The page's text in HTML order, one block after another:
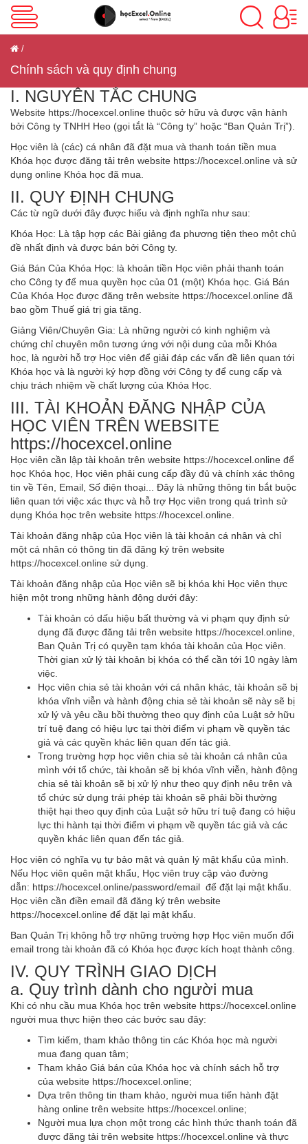
VBA Excel
Excel Cơ Bản
Excel Kế Toán
Powerpoint
ACCA
Google Sheet
Word
MOS
Chính sách và quy định chung
I. NGUYÊN TẮC CHUNG
Website https://hocexcel.online thuộc sở hữu và được vận hành
bởi Công ty TNHH Heo (gọi tắt là “Công ty” hoặc “Ban Quản Trị”).
Học viên là (các) cá nhân đã đặt mua và thanh toán tiền mua
Khóa học được đăng tải trên website https://hocexcel.online và sử
dụng online Khóa học đã mua.
II. QUY ĐỊNH CHUNG
Các từ ngữ dưới đây được hiểu và định nghĩa như sau:
Khóa Học: Là tập hợp các Bài giảng đa phương tiện theo một chủ
đề nhất định và được bán bởi Công ty.
Giá Bán Của Khóa Học: là khoản tiền Học viên phải thanh toán
cho Công ty để mua quyền học của 01 (một) Khóa học. Giá Bán
Của Khóa Học được đăng trên website https://hocexcel.online đã
bao gồm Thuế giá trị gia tăng.
Giảng Viên/Chuyên Gia: Là những người có kinh nghiệm và
chứng chỉ chuyên môn tương ứng với nội dung của mỗi Khóa
học, là người hỗ trợ Học viên để giải đáp các vấn đề liên quan tới
Khóa học và là người ký hợp đồng với Công ty để cung cấp và
chịu trách nhiệm về chất lượng của Khóa Học.
III. TÀI KHOẢN ĐĂNG NHẬP CỦA
HỌC VIÊN TRÊN WEBSITE
https://hocexcel.online
Học viên cần lập tài khoản trên website https://hocexcel.online để
học Khóa học, Học viên phải cung cấp đầy đủ và chính xác thông
tin về Tên, Email, Số điện thoại... Đây là những thông tin bắt buộc
liên quan tới việc xác thực và hỗ trợ Học viên trong quá trình sử
dụng Khóa học trên website https://hocexcel.online.
Tài khoản đăng nhập của Học viên là tài khoản cá nhân và chỉ
một cá nhân có thông tin đã đăng ký trên website
https://hocexcel.online sử dụng.
Tài khoản đăng nhập của Học viên sẽ bị khóa khi Học viên thực
hiện một trong những hành động dưới đây:
Tài khoản có dấu hiệu bất thường và vi phạm quy định sử
dụng đã được đăng tải trên website https://hocexcel.online,
Ban Quản Trị có quyền tạm khóa tài khoản của Học viên.
Thời gian xử lý tài khoản bị khóa có thể cần tới 10 ngày làm
việc.
Học viên chia sẻ tài khoản với cá nhân khác, tài khoản sẽ bị
khóa vĩnh viễn và hành động chia sẻ tài khoản sẽ này sẽ bị
xử lý và yêu cầu bồi thường theo quy định của Luật sở hữu
trí tuệ đang có hiệu lực tại thời điểm vi phạm về quyền tác
giả và các quyền khác liên quan đến tác giả.
Trong trường hợp học viên chia sẻ tài khoản cá nhân của
mình với tổ chức, tài khoản sẽ bị khóa vĩnh viễn, hành động
chia sẻ tài khoản sẽ bị xử lý như theo quy định nêu trên và
tổ chức sử dụng trái phép tài khoản sẽ phải bồi thường
thiệt hại theo quy định của Luật sở hữu trí tuệ đang có hiệu
lực thi hành tại thời điểm vi phạm về quyền tác giả và các
quyền khác liên quan đến tác giả.
Học viên có nghĩa vụ tự bảo mật và quản lý mật khẩu của mình.
Nếu Học viên quên mật khẩu, Học viên truy cập vào đường
dẫn: https://hocexcel.online/password/email để đặt lại mật khẩu.
Học viên cần điền email đã đăng ký trên website
https://hocexcel.online để đặt lại mật khẩu.
Ban Quản Trị không hỗ trợ những trường hợp Học viên muốn đổi
email trong tài khoản đã có Khóa học được kích hoạt thành công.
IV. QUY TRÌNH GIAO DỊCH
a. Quy trình dành cho người mua
Khi có nhu cầu mua Khóa học trên website https://hocexcel.online
người mua thực hiện theo các bước sau đây:
Tìm kiếm, tham khảo thông tin các Khóa học mà người
mua đang quan tâm;
Tham khảo Giá bán của Khóa học và chính sách hỗ trợ
của website https://hocexcel.online;
Dựa trên thông tin tham khảo, người mua tiến hành đặt
hàng online trên website https://hocexcel.online;
Người mua lựa chọn một trong các hình thức thanh toán đã
được đăng tải trên website https://hocexcel.online và thực